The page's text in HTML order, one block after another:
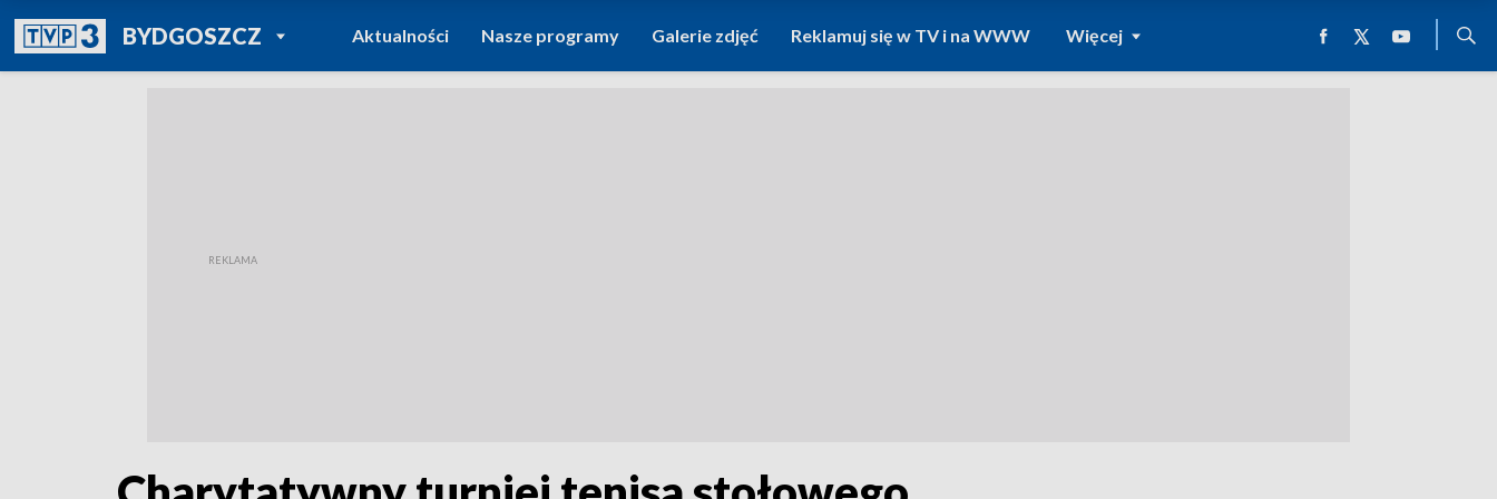
BYDGOSZCZPOWRÓT DO
TVP REGIONY
Aktualności Nasze programy Galerie zdjęć Reklamuj się w TV i na WWW Więcej